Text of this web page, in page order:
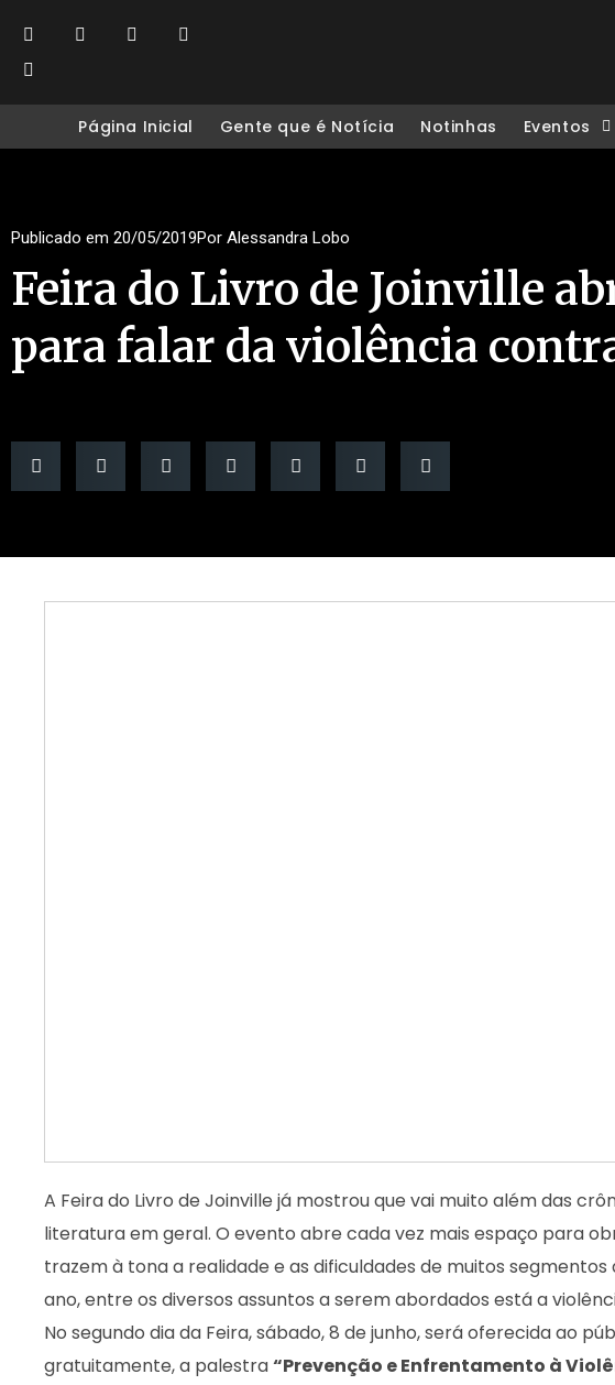
Página Inicial Gente que é Notícia Notinhas Eventos
Publicado em 20/05/2019Por Alessandra Lobo
Feira do Livro de Joinville
para falar da violência
A Feira do Livro de Joinville já mostrou que vai muito além das
literatura em geral. O evento abre cada vez mais espaço para
trazem à tona a realidade e as dificuldades de muitos segmentos
ano, entre os diversos assuntos a serem abordados está a
No segundo dia da Feira, sábado, 8 de junho, será oferecida ao
gratuitamente, a palestra“Prevenção e Enfrentamento à